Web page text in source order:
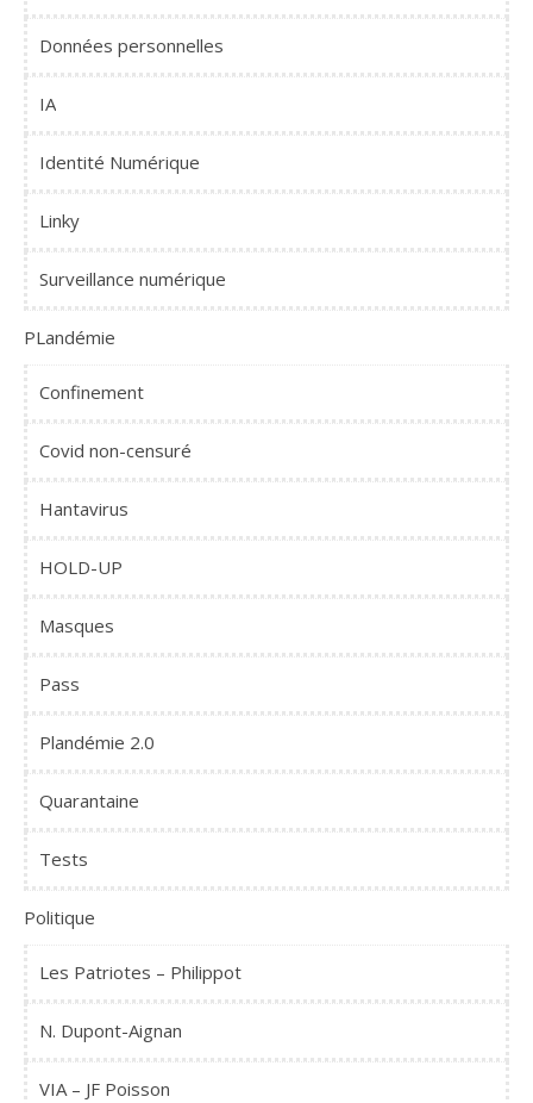
Données personnelles
IA
Identité Numérique
Linky
Surveillance numérique
PLandémie
Confinement
Covid non-censuré
Hantavirus
HOLD-UP
Masques
Pass
Plandémie 2.0
Quarantaine
Tests
Politique
Les Patriotes – Philippot
N. Dupont-Aignan
VIA – JF Poisson